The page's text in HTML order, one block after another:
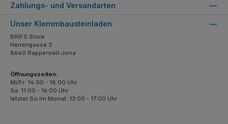
Zahlungs- und Versandarten
Unser Klemmbausteinladen
BRIFS Store
Herrengasse 3
8640 Rapperswil-Jona
Öffnungszeiten:
Mi/Fr: 14:00 - 18:00 Uhr
Sa: 11:00 - 16:00 Uhr
letzter So im Monat: 13:00 - 17:00 Uhr